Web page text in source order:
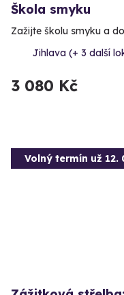
Škola smyku
Zažijte školu smyku a
Jihlava (+ 3 další
3 080 Kč
Volný termín už 12.